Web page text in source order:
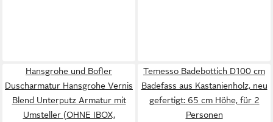
Hansgrohe und Bofler
Duscharmatur Hansgrohe Vernis
Blend Unterputz Armatur mit
Umsteller (OHNE IBOX,
Temesso Badebottich D100 cm
Badefass aus Kastanienholz, neu
gefertigt: 65 cm Höhe, für 2
Personen